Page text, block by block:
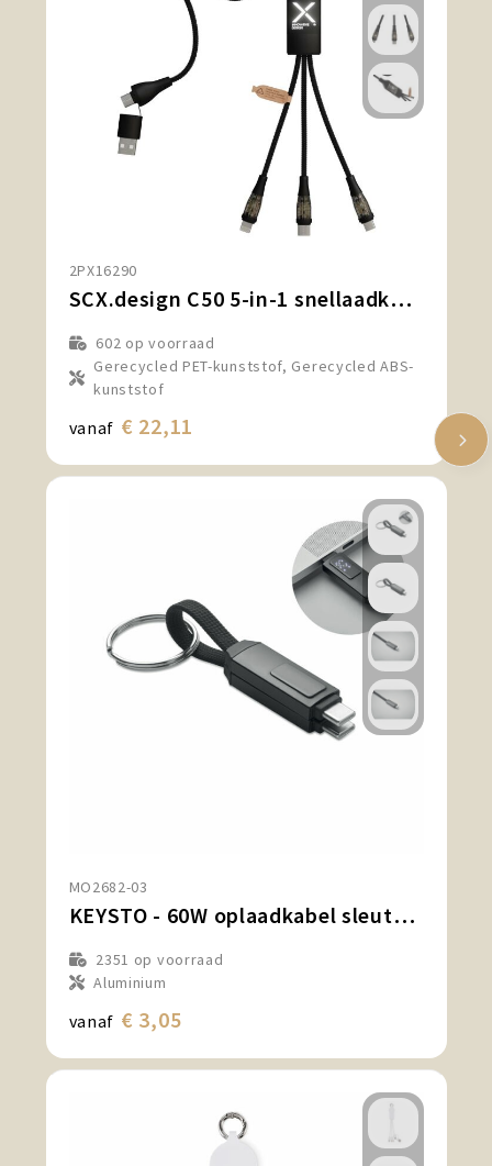
2PX16290
SCX.design C50 5-in-1 snellaadkabel 100 W/5 A met digitaal display
602 op voorraad
Gerecycled PET-kunststof, Gerecycled ABS-
kunststof
vanaf € 22,11
MO2682-03
KEYSTO - 60W oplaadkabel sleutelhanger
2351 op voorraad
Aluminium
vanaf € 3,05